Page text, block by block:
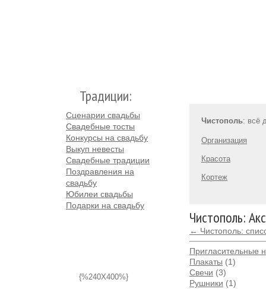
Традиции:
Сценарии свадьбы
Свадебные тосты
Конкурсы на свадьбу
Выкуп невесты
Свадебные традиции
Поздравления на
свадьбу
Юбилеи свадьбы
Подарки на свадьбу
{%240X400%}
Чистополь: всё
Организация
Красота
Кортеж
Чистополь:
← Чистополь:
Пригласительные
Плакаты (1)
Свечи (3)
Рушники (1)